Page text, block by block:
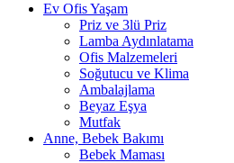
Ev Ofis Yaşam
Priz ve 3lü Priz
Lamba Aydınlatama
Ofis Malzemeleri
Soğutucu ve Klima
Ambalajlama
Beyaz Eşya
Mutfak
Anne, Bebek Bakımı
Bebek Maması